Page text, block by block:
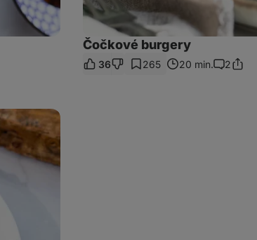
Čočkové burgery
36 265 20 min.
Komentáře
2Sdílet